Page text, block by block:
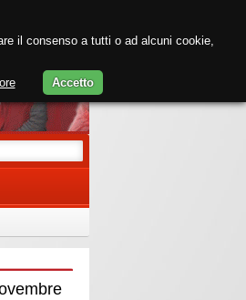
il consenso a tutti o ad alcuni cookie,
Accetto